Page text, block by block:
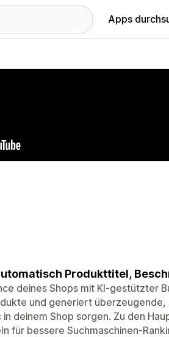
Apps
Produkttitel,
deines Shops mit KI-gestützter
und generiert
deinem Shop sorgen. Zu den
für bessere Suchmaschinen-